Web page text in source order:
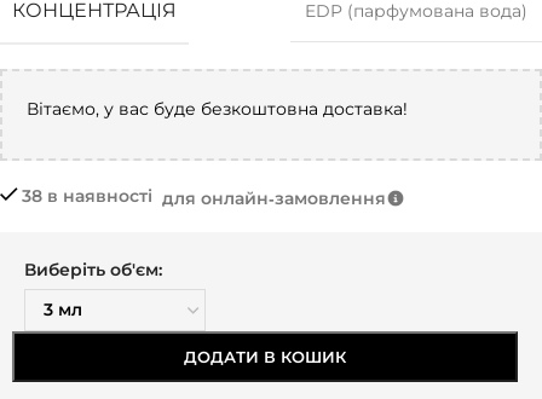
КОНЦЕНТРАЦІЯ EDP (парфумована вода)
Вітаємо, у вас буде безкоштовна доставка!
38 в наявності для онлайн‑замовлення
Виберіть об'єм:
ДОДАТИ В КОШИК